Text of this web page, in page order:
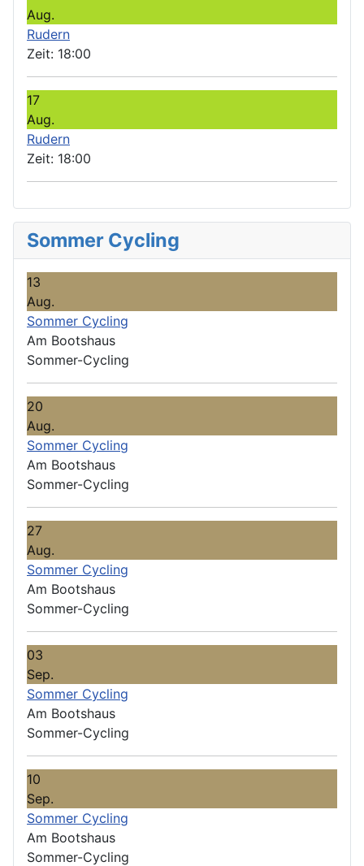
Aug.
Rudern
Zeit: 18:00
17
Aug.
Rudern
Zeit: 18:00
Sommer Cycling
13
Aug.
Sommer Cycling
Am Bootshaus
Sommer-Cycling
20
Aug.
Sommer Cycling
Am Bootshaus
Sommer-Cycling
27
Aug.
Sommer Cycling
Am Bootshaus
Sommer-Cycling
03
Sep.
Sommer Cycling
Am Bootshaus
Sommer-Cycling
10
Sep.
Sommer Cycling
Am Bootshaus
Sommer-Cycling